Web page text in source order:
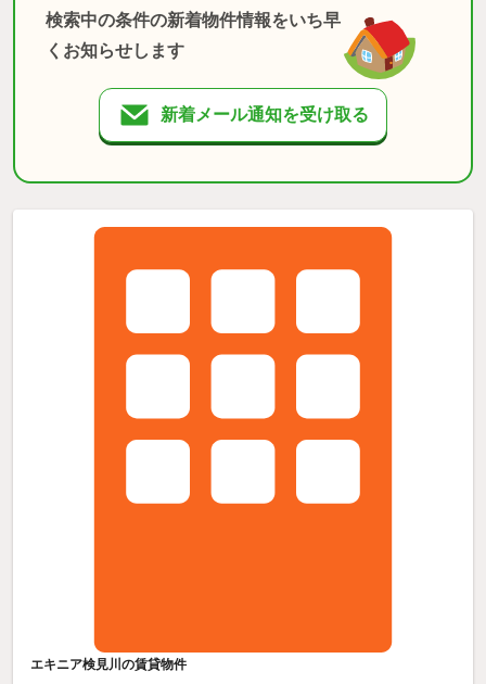
検索中の条件の新着物件情報をいち早
くお知らせします
新着メール通知を受け取る
エキニア検見川の賃貸物件